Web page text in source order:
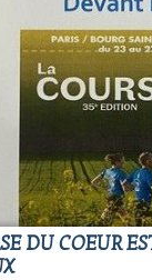
DU COEUR